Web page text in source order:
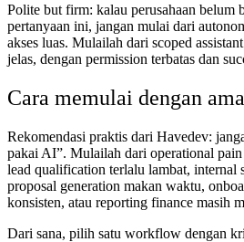
Polite but firm: kalau perusahaan belum
pertanyaan ini, jangan mulai dari
akses luas. Mulailah dari scoped
jelas, dengan permission terbatas dan
Cara memulai dengan
Rekomendasi praktis dari Havedev:
pakai AI”. Mulailah dari operational
lead qualification terlalu lambat, internal
proposal generation makan waktu,
konsisten, atau reporting finance masih
Dari sana, pilih satu workflow dengan